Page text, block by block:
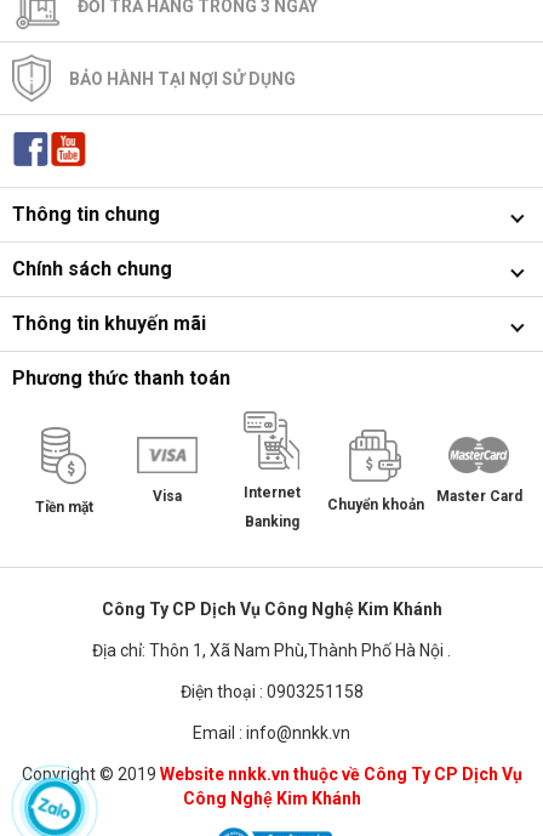
ĐỔI TRẢ HÀNG TRONG 3 NGÀY
BẢO HÀNH TẠI NỢI SỬ DỤNG
Thông tin chung
Chính sách chung
Thông tin khuyến mãi
Phương thức thanh toán
Tiền mặt
Visa
Internet
Banking
Chuyển khoản Master Card
Công Ty CP Dịch Vụ Công Nghệ Kim Khánh
Địa chỉ: Thôn 1, Xã Nam Phù,Thành Phố Hà Nội .
Điện thoại : 0903251158
Email : info@nnkk.vn
Copyright © 2019 Website nnkk.vn thuộc về Công Ty CP Dịch Vụ
Công Nghệ Kim Khánh